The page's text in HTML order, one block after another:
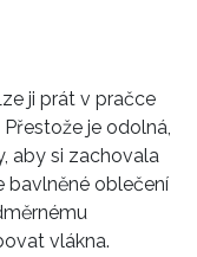
ji prát v pračce
je odolná,
aby si zachovala
bavlněné oblečení
vlákna.